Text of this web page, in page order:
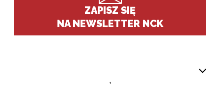
ZAPISZ SIĘ
NA NEWSLETTER NCK
,